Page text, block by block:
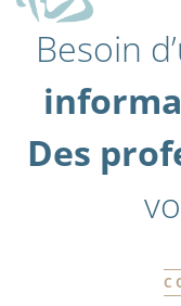
Besoin
Des